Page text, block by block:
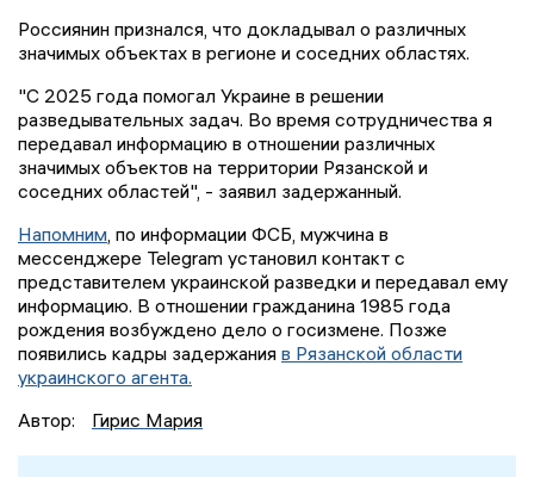
Россиянин признался, что докладывал о различных
значимых объектах в регионе и соседних областях.
"С 2025 года помогал Украине в решении
разведывательных задач. Во время сотрудничества я
передавал информацию в отношении различных
значимых объектов на территории Рязанской и
соседних областей", - заявил задержанный.
Напомним, по информации ФСБ, мужчина в
мессенджере Telegram установил контакт с
представителем украинской разведки и передавал ему
информацию. В отношении гражданина 1985 года
рождения возбуждено дело о госизмене. Позже
появились кадры задержания в Рязанской области
украинского агента.
Автор:
Гирис Мария